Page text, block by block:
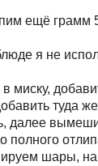
ещё грамм
я не
миску,
туда
далее
полного
шары,